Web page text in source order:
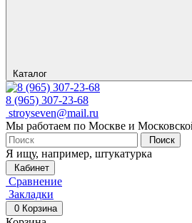
Каталог
8 (965) 307-23-68
stroyseven@mail.ru
Мы работаем по Москве и
Поиск
Я ищу, например, штукатурка
Кабинет
Сравнение
Закладки
0 Корзина